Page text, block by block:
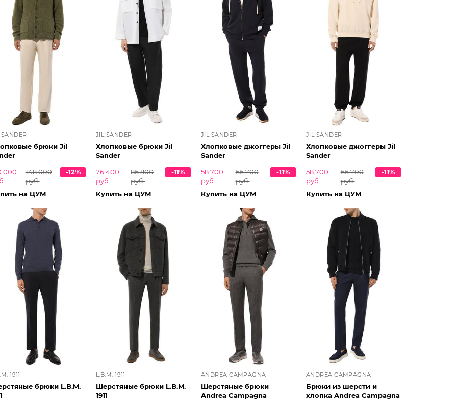
брюки Jil
000
148 000
руб.
-12%
на ЦУМ
JIL SANDER
Хлопковые брюки Jil
Sander
76 400
руб.
86 800
руб.
-11%
Купить на ЦУМ
JIL SANDER
Хлопковые джоггеры Jil
Sander
58 700
руб.
66 700
руб.
-11%
Купить на ЦУМ
JIL SANDER
Хлопковые джоггеры Jil
Sander
58 700
руб.
66 700
руб.
-11%
Купить на ЦУМ
1911
брюки L.B.M.
L.B.M. 1911
Шерстяные брюки L.B.M.
1911
ANDREA CAMPAGNA
Шерстяные брюки
Andrea Campagna
ANDREA CAMPAGNA
Брюки из шерсти и
хлопка Andrea Campagna